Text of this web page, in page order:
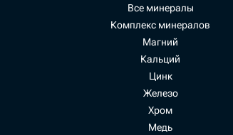
Все минералы
Комплекс минералов
Магний
Кальций
Цинк
Железо
Хром
Медь